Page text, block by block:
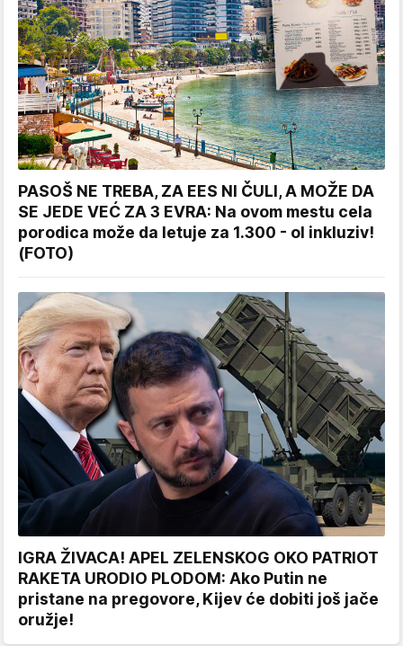
PASOŠ NE TREBA, ZA EES NI ČULI, A MOŽE DA
SE JEDE VEĆ ZA 3 EVRA: Na ovom mestu cela
porodica može da letuje za 1.300 - ol inkluziv!
(FOTO)
IGRA ŽIVACA! APEL ZELENSKOG OKO PATRIOT
RAKETA URODIO PLODOM: Ako Putin ne
pristane na pregovore, Kijev će dobiti još jače
oružje!